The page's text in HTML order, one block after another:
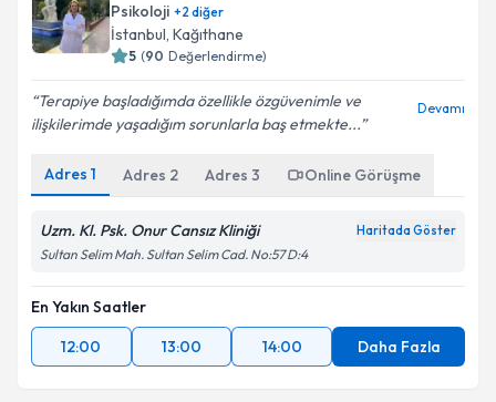
Psikoloji +2 diğer
İstanbul, Kağıthane
5 (90 Değerlendirme)
Terapiye başladığımda özellikle özgüvenimle ve
ilişkilerimde yaşadığım sorunlarla baş etmekte...
Devamı
Adres 1 Adres 2 Adres 3 Online Görüşme
Uzm. Kl. Psk. Onur Cansız Kliniği Haritada Göster
Sultan Selim Mah. Sultan Selim Cad. No:57 D:4
En Yakın Saatler
12:00
13:00 14:00 Daha Fazla